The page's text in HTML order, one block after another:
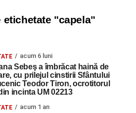
etichetate "capela"
acum 6 luni
Sebeş a îmbrăcat haină de
cu prilejul cinstirii Sfântului
Teodor Tiron, ocrotitorul
incinta UM 02213
acum 1 an